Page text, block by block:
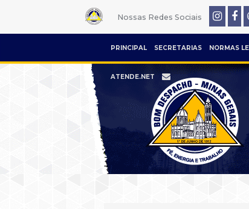
Nossas Redes Sociais
PRINCIPAL SECRETARIAS NORMAS
ATENDE.NET